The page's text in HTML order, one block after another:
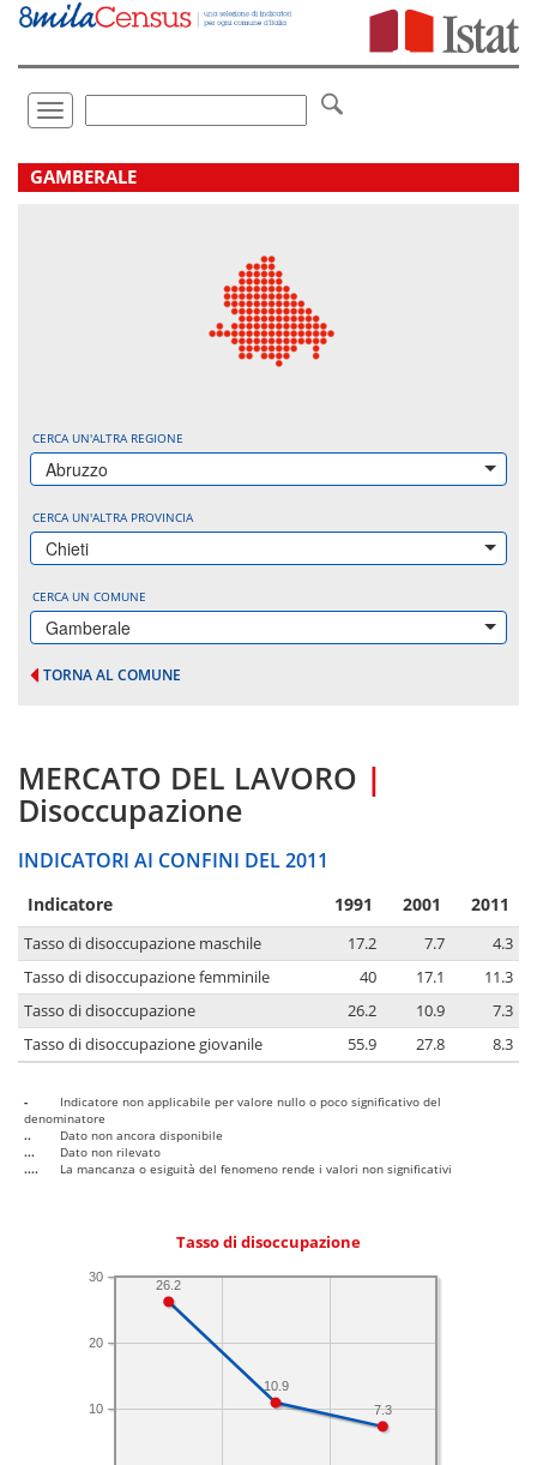
Vai
direttamente
Toggle
navigation
.
GAMBERALE
CERCA UN'ALTRA REGIONE
Abruzzo
CERCA UN'ALTRA PROVINCIA
Chieti
CERCA UN COMUNE
Gamberale
TORNA AL COMUNE
MERCATO DEL LAVORO |
Disoccupazione
INDICATORI AI CONFINI DEL 2011
Indicatore 1991 2001 2011
Tasso di disoccupazione maschile 17.2 7.7
4.3
Tasso di disoccupazione femminile
40 17.1
11.3
Tasso di disoccupazione
26.2 10.9
7.3
Tasso di disoccupazione giovanile
55.9 27.8 8.3
-
Indicatore non applicabile per valore nullo o poco significativo del
denominatore
..
Dato non ancora disponibile
...
Dato non rilevato
....
La mancanza o esiguità del fenomeno rende i valori non significativi
Tasso di disoccupazione
10
20
30
7.3
10.9
26.2